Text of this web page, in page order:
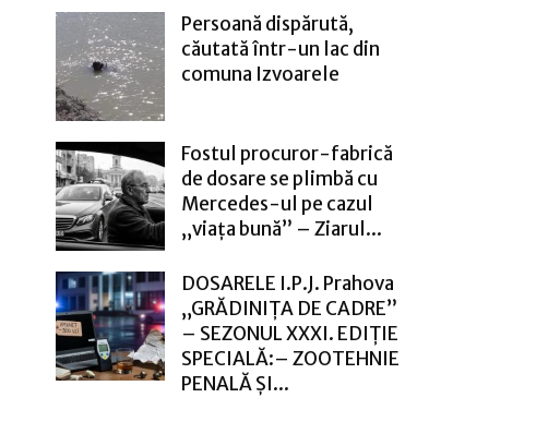
Persoană dispărută,
căutată într-un lac din
comuna Izvoarele
Fostul procuror-fabrică
de dosare se plimbă cu
Mercedes-ul pe cazul
„viața bună” – Ziarul...
DOSARELE I.P.J. Prahova
„GRĂDINIȚA DE CADRE”
– SEZONUL XXXI. EDIȚIE
SPECIALĂ:– ZOOTEHNIE
PENALĂ ȘI...